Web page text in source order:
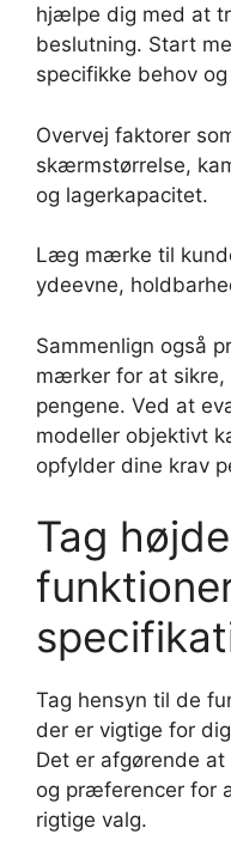
hjælpe dig med at
beslutning. Start
specifikke behov
Overvej faktorer
skærmstørrelse,
og lagerkapacitet.
Læg mærke til
ydeevne,
Sammenlign også
mærker for at
pengene. Ved at
modeller objektivt
opfylder dine krav
Tag
Tag hensyn til de
der er vigtige for
Det er afgørende
og præferencer for
rigtige valg.